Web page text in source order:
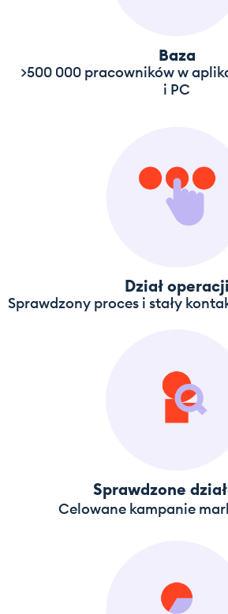
Baza
>500 000 pracowników w
i PC
Dział operacji
Sprawdzony proces i stały
Sprawdzone
Celowane kampanie